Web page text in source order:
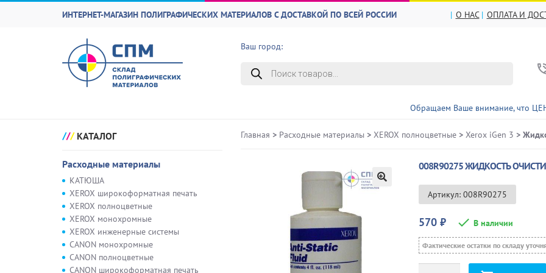
ИНТЕРНЕТ-МАГАЗИН ПОЛИГРАФИЧЕСКИХ МАТЕРИАЛОВ С ДОСТАВКОЙ ПО ВСЕЙ РОССИИ О НАС ОПЛАТА И
Ваш город:
Поиск
товаров
Обращаем Ваше внимание, что ЦЕНЫ и
КАТАЛОГ
Расходные материалы
КАТЮША
XEROX широкоформатная печать
XEROX полноцветные
XEROX монохромные
XEROX инженерные системы
CANON монохромные
CANON полноцветные
CANON широкоформатная печать
Главная > Расходные материалы > XEROX полноцветные> Xerox iGen 3 >
008R90275 ЖИДКОСТЬ
Артикул: 008R90275
570₽ В наличии
Фактические остатки по складу